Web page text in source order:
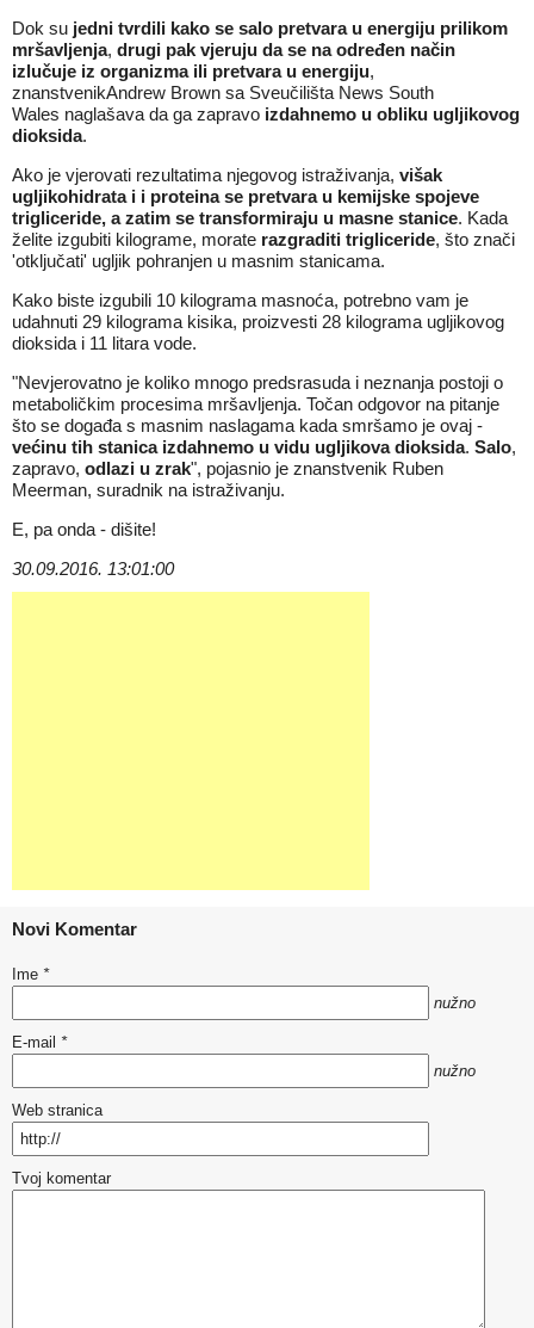
Dok su jedni tvrdili kako se salo pretvara u energiju prilikom
mršavljenja, drugi pak vjeruju da se na određen način
izlučuje iz organizma ili pretvara u energiju,
znanstvenikAndrew Brown sa Sveučilišta News South
Wales naglašava da ga zapravo izdahnemo u obliku ugljikovog
dioksida.
Ako je vjerovati rezultatima njegovog istraživanja, višak
ugljikohidrata i i proteina se pretvara u kemijske spojeve
trigliceride, a zatim se transformiraju u masne stanice. Kada
želite izgubiti kilograme, morate razgraditi trigliceride, što znači
'otključati' ugljik pohranjen u masnim stanicama.
Kako biste izgubili 10 kilograma masnoća, potrebno vam je
udahnuti 29 kilograma kisika, proizvesti 28 kilograma ugljikovog
dioksida i 11 litara vode.
"Nevjerovatno je koliko mnogo predsrasuda i neznanja postoji o
metaboličkim procesima mršavljenja. Točan odgovor na pitanje
što se događa s masnim naslagama kada smršamo je ovaj -
većinu tih stanica izdahnemo u vidu ugljikova dioksida. Salo,
zapravo, odlazi u zrak", pojasnio je znanstvenik Ruben
Meerman, suradnik na istraživanju.
E, pa onda - dišite!
30.09.2016. 13:01:00
Novi Komentar
Ime *
nužno
E-mail *
nužno
Web stranica
Tvoj komentar